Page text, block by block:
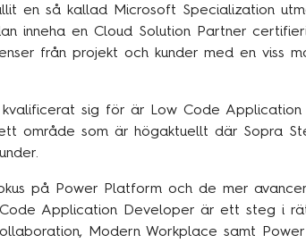
en så kallad Microsoft Specialization
inneha en Cloud Solution Partner
från projekt och kunder med en viss
kvalificerat sig för är Low Code
område som är högaktuellt där Sopra
på Power Platform och de mer
Application Developer är ett steg i
Modern Workplace samt